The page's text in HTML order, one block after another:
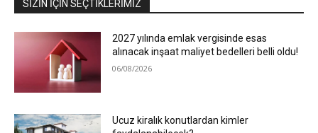
SIZIN İÇIN SEÇTIKLERIMIZ
2027 yılında emlak vergisinde esas
alınacak inşaat maliyet bedelleri belli oldu!
06/08/2026
Ucuz kiralık konutlardan kimler